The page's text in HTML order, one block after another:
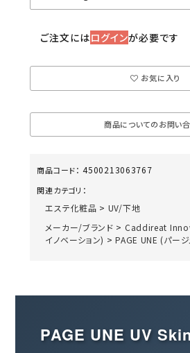
ご注文にはログインが必要です
お気に入り
商品についてのお問い
商品コード： 4500213063767
関連カテゴリ：
エステ化粧品 > UV/下地
メーカー/ブランド > Caddireat
イノベーション) >PAGE UNE (パージ
PAGE UNE UV